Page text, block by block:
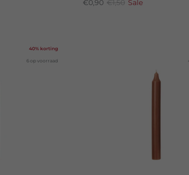
€0,90 €1,50 Sale
40% korting
6 op voorraad